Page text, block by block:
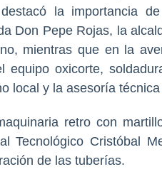
la importancia
Don Pepe Rojas, la
mientras que en la
equipo oxicorte,
local y la asesoría
retro con
Tecnológico Cristóbal
de las tuberías.